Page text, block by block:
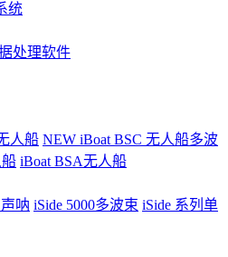
统
处理软件
人船 NEW iBoat BSC 无人船多波
iBoat BSA无人船
呐 iSide 5000多波束 iSide 系列单